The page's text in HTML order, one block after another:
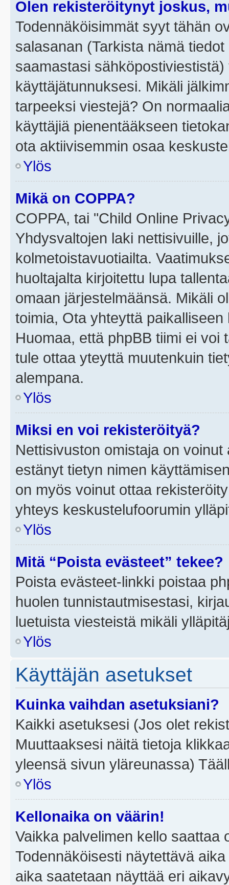
Olen rekisteröitynyt joskus,
Todennäköisimmät syyt tähän
salasanan (Tarkista nämä
saamastasi
käyttäjätunnuksesi. Mikäli
tarpeeksi viestejä? On
käyttäjiä pienentääkseen
ota aktiivisemmin osaa
Ylös
Mikä on COPPA?
COPPA, tai "Child Online
Yhdysvaltojen laki nettisivuille,
kolmetoistavuotiailta.
huoltajalta kirjoitettu lupa
omaan järjestelmäänsä. Mikäli
toimia, Ota yhteyttä
Huomaa, että phpBB tiimi ei voi
tule ottaa yteyttä muutenkuin
alempana.
Ylös
Miksi en voi rekisteröityä?
Nettisivuston omistaja on
estänyt tietyn nimen
on myös voinut ottaa
yhteys keskustelufoorumin
Ylös
Mitä “Poista evästeet” tekee?
Poista evästeet-linkki poistaa
huolen tunnistautmisestasi,
luetuista viesteistä mikäli
Ylös
Käyttäjän asetukset
Kuinka vaihdan asetuksiani?
Kaikki asetuksesi (Jos olet
Muuttaaksesi näitä tietoja
yleensä sivun yläreunassa)
Ylös
Kellonaika on väärin!
Vaikka palvelimen kello saattaa
Todennäköisesti näytettävä
aika saatetaan näyttää eri